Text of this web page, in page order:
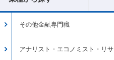
その他金融専門職
アナリスト・エコノミスト・リ